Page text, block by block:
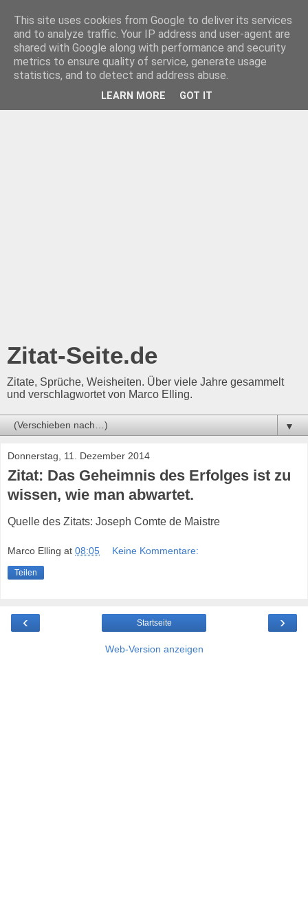
Zitat-Seite.de
Zitate, Sprüche, Weisheiten. Über viele Jahre gesammelt
und verschlagwortet von Marco Elling.
▼
Donnerstag, 11. Dezember 2014
Zitat: Das Geheimnis des Erfolges ist zu
wissen, wie man abwartet.
Quelle des Zitats: Joseph Comte de Maistre
Marco Elling at 08:05 Keine Kommentare:
Teilen
‹ ›
Startseite
Web-Version anzeigen
This site uses cookies from Google to deliver its services
and to analyze traffic. Your IP address and user-agent are
shared with Google along with performance and security
metrics to ensure quality of service, generate usage
statistics, and to detect and address abuse.
LEARN MORE GOT IT